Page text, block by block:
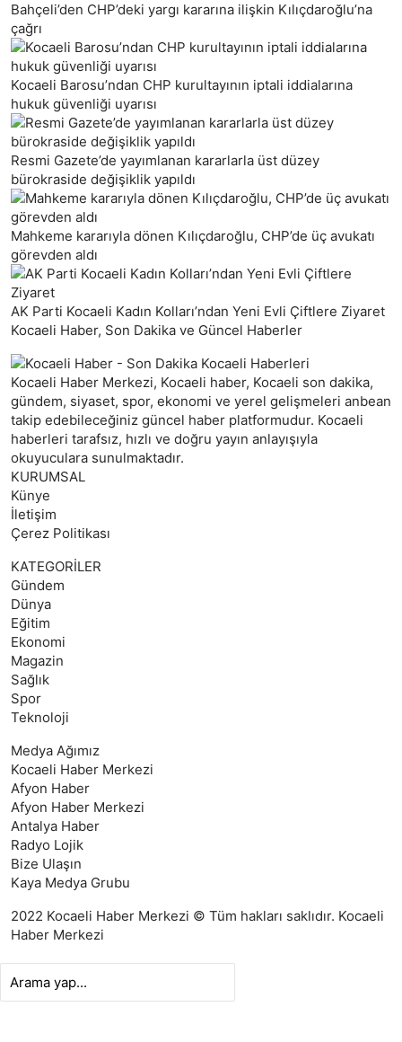
Bahçeli’den CHP’deki yargı kararına ilişkin Kılıçdaroğlu’na
çağrı
Kocaeli Barosu’ndan CHP kurultayının iptali iddialarına
hukuk güvenliği uyarısı
Resmi Gazete’de yayımlanan kararlarla üst düzey
bürokraside değişiklik yapıldı
Mahkeme kararıyla dönen Kılıçdaroğlu, CHP’de üç avukatı
görevden aldı
AK Parti Kocaeli Kadın Kolları’ndan Yeni Evli Çiftlere Ziyaret
Kocaeli Haber, Son Dakika ve Güncel Haberler
Kocaeli Haber Merkezi, Kocaeli haber, Kocaeli son dakika,
gündem, siyaset, spor, ekonomi ve yerel gelişmeleri anbean
takip edebileceğiniz güncel haber platformudur. Kocaeli
haberleri tarafsız, hızlı ve doğru yayın anlayışıyla
okuyuculara sunulmaktadır.
KURUMSAL
Künye
İletişim
Çerez Politikası
KATEGORİLER
Gündem
Dünya
Eğitim
Ekonomi
Magazin
Sağlık
Spor
Teknoloji
Medya Ağımız
Kocaeli Haber Merkezi
Afyon Haber
Afyon Haber Merkezi
Antalya Haber
Radyo Lojik
Bize Ulaşın
Kaya Medya Grubu
2022 Kocaeli Haber Merkezi © Tüm hakları saklıdır. Kocaeli
Haber Merkezi